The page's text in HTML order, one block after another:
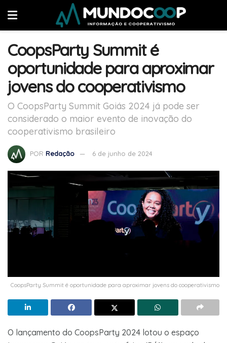
CoopsParty Summit é
oportunidade para aproximar
jovens do cooperativismo
O CoopsParty Summit Goiás 2024 já pode ser
considerado o maior evento de inovação do
cooperativismo brasileiro
POR Redação 6 de junho de 2024
CoopsParty Summit é oportunidade para aproximar jovens do cooperativismo
O lançamento do CoopsParty 2024 lotou o espaço